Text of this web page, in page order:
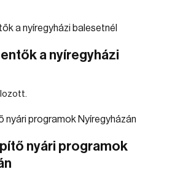
a nyíregyházi
nyári programok